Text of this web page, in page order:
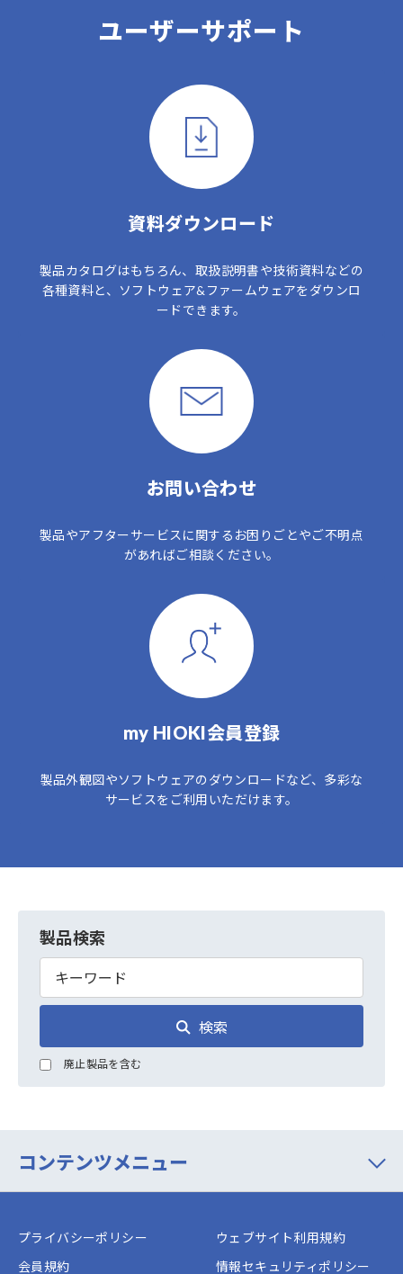
ユーザーサポート
資料ダウンロード
製品カタログはもちろん、取扱説明書や技術資料などの
各種資料と、ソフトウェア&ファームウェアをダウンロ
ードできます。
お問い合わせ
製品やアフターサービスに関するお困りごとやご不明点
があればご相談ください。
my HIOKI会員登録
製品外観図やソフトウェアのダウンロードなど、多彩な
サービスをご利用いただけます。
製品検索
検索
廃止製品を含む
コンテンツメニュー
プライバシーポリシー
ウェブサイト利用規約
会員規約
情報セキュリティポリシー